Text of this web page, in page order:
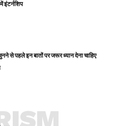
इंटर्नशिप
से पहले इन बातों पर जरूर ध्यान देना चाहिए